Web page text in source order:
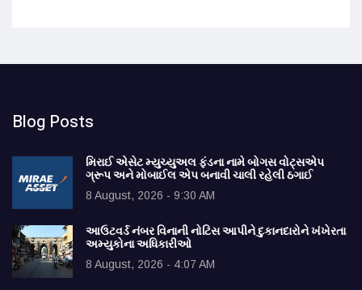
Blog Posts
મિરાઈ એસેટ મ્યુચ્યુઅલ ફંડના નામે બોગસ વોટ્સએપ
ગ્રૂપ અને મોબાઈલ એપ બનાવી ચાલી રહેલી ઠગાઈ
8 August, 2026 - 9:30 AM
આઉટવર્ડ નંબર વિનાની નોટિસ આપીને દુકાનદારોને ખંખેરતા
અમ્યુકોના અધિકારીઓ
8 August, 2026 - 4:07 AM